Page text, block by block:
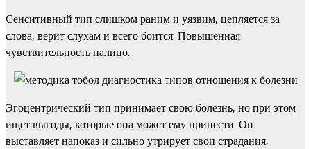
Сенситивный тип слишком раним и уязвим, цепляется за
слова, верит слухам и всего боится. Повышенная
чувствительность налицо.
Эгоцентрический тип принимает свою болезнь, но при этом
ищет выгоды, которые она может ему принести. Он
выставляет напоказ и сильно утрирует свои страдания,